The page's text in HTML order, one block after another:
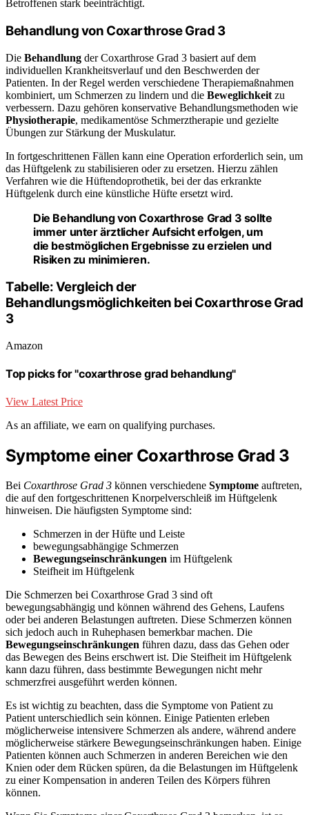
Betroffenen stark beeinträchtigt.
Behandlung von Coxarthrose Grad 3
Die Behandlung der Coxarthrose Grad 3 basiert auf dem
individuellen Krankheitsverlauf und den Beschwerden der
Patienten. In der Regel werden verschiedene Therapiemaßnahmen
kombiniert, um Schmerzen zu lindern und die Beweglichkeit zu
verbessern. Dazu gehören konservative Behandlungsmethoden wie
Physiotherapie, medikamentöse Schmerztherapie und gezielte
Übungen zur Stärkung der Muskulatur.
In fortgeschrittenen Fällen kann eine Operation erforderlich sein, um
das Hüftgelenk zu stabilisieren oder zu ersetzen. Hierzu zählen
Verfahren wie die Hüftendoprothetik, bei der das erkrankte
Hüftgelenk durch eine künstliche Hüfte ersetzt wird.
Die Behandlungvon Coxarthrose Grad 3 sollte
immer unter ärztlicher Aufsicht erfolgen, um
die bestmöglichen Ergebnisse zu erzielen und
Risiken zu minimieren.
Tabelle: Vergleich der
Behandlungsmöglichkeiten bei Coxarthrose Grad
3
Amazon
Top picks for "coxarthrose grad behandlung"
View Latest Price
As an affiliate, we earn on qualifying purchases.
Symptome einer Coxarthrose Grad 3
Bei Coxarthrose Grad 3 können verschiedene Symptome auftreten,
die auf den fortgeschrittenen Knorpelverschleiß im Hüftgelenk
hinweisen. Die häufigsten Symptome sind:
Schmerzen in der Hüfte und Leiste
bewegungsabhängige Schmerzen
Bewegungseinschränkungen im Hüftgelenk
Steifheit im Hüftgelenk
Die Schmerzen bei Coxarthrose Grad 3 sind oft
bewegungsabhängig und können während des Gehens, Laufens
oder bei anderen Belastungen auftreten. Diese Schmerzen können
sich jedoch auch in Ruhephasen bemerkbar machen. Die
Bewegungseinschränkungen führen dazu, dass das Gehen oder
das Bewegen des Beins erschwert ist. Die Steifheit im Hüftgelenk
kann dazu führen, dass bestimmte Bewegungen nicht mehr
schmerzfrei ausgeführt werden können.
Es ist wichtig zu beachten, dass die Symptome von Patient zu
Patient unterschiedlich sein können. Einige Patienten erleben
möglicherweise intensivere Schmerzen als andere, während andere
möglicherweise stärkere Bewegungseinschränkungen haben. Einige
Patienten können auch Schmerzen in anderen Bereichen wie den
Knien oder dem Rücken spüren, da die Belastungen im Hüftgelenk
zu einer Kompensation in anderen Teilen des Körpers führen
können.